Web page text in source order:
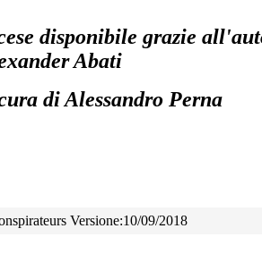
disponibile grazie
Abati
di Alessandro Perna
Versione:10/09/2018